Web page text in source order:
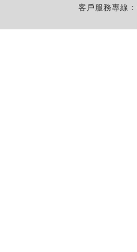
客戶服務專線